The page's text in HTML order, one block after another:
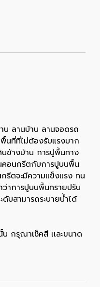
ลานบ้าน ลานจอดรถ
นที่ที่ไม่ต้องรับแรงมาก
นข้างบ้าน การปูพื้นทาง
คอนกรีตกับการปูบนพื้น
รีตจะมีความแข็งแรง ทน
าการปูบนพื้นทรายปรับ
บสามารถระบายน้ำได้
กรุณาเช็คสี เเละขนาด